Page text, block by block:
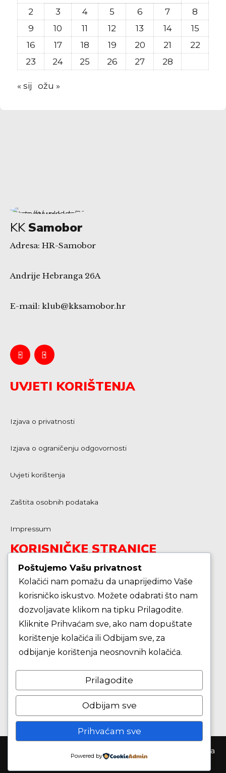
2
3 4 5 6 7
8
9
10 11 12 13 14
15
16
17 18 19 20 21
22
23
24 25 26 27 28
« sij ožu »
KKSamobor
Adresa: HR-Samobor
Andrije Hebranga 26A
E-mail: klub@kksamobor.hr
UVJETI KORIŠTENJA
Izjava o privatnosti
Izjava o ograničenju odgovornosti
Uvjeti korištenja
Zaštita osobnih podataka
Impressum
KORISNIČKE STRANICE
Škola košarke
Zašto je dobro upisati dijete na košarku?
Pravila i igralište
Seniori
Košarkaški klub Samobor ©2026. Sva prva pridržana
Poštujemo Vašu privatnost
Kolačići nam pomažu da unaprijedimo Vaše
korisničko iskustvo. Možete odabrati što nam
dozvoljavate klikom na tipku Prilagodite.
Kliknite Prihvaćam sve, ako nam dopuštate
korištenje kolačića ili Odbijam sve, za
odbijanje korištenja neosnovnih kolačića.
Prilagodite
Odbijam sve
Prihvaćam sve
Powered by